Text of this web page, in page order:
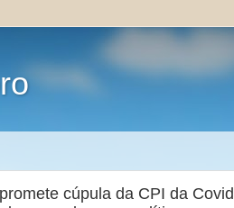
cúpula da CPI da Covid